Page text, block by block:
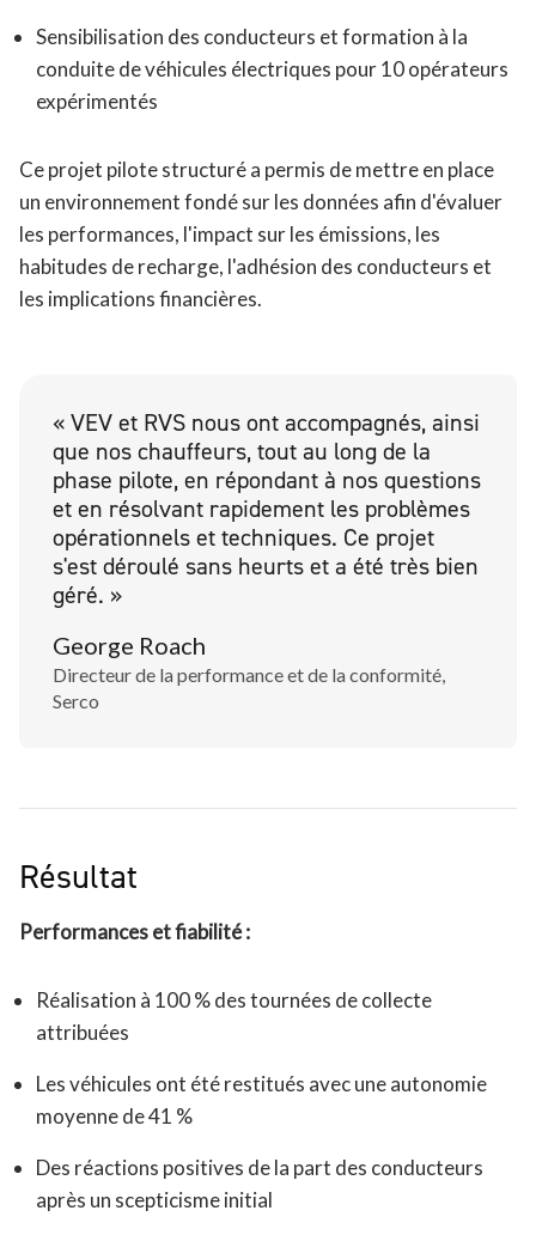
Sensibilisation des conducteurs et formation à la
conduite de véhicules électriques pour 10 opérateurs
expérimentés
Ce projet pilote structuré a permis de mettre en place
un environnement fondé sur les données afin d'évaluer
les performances, l'impact sur les émissions, les
habitudes de recharge, l'adhésion des conducteurs et
les implications financières.
« VEV et RVS nous ont accompagnés, ainsi
que nos chauffeurs, tout au long de la
phase pilote, en répondant à nos questions
et en résolvant rapidement les problèmes
opérationnels et techniques. Ce projet
s'est déroulé sans heurts et a été très bien
géré. »
George Roach
Directeur de la performance et de la conformité,
Serco
Résultat
Performances et fiabilité :
Réalisation à 100 % des tournées de collecte
attribuées
Les véhicules ont été restitués avec une autonomie
moyenne de 41 %
Des réactions positives de la part des conducteurs
après un scepticisme initial